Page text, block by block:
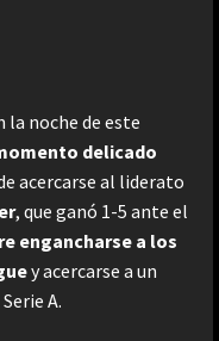
la noche de este
delicado
acercarse al liderato
, que ganó 1-5 ante el
engancharse a los
y acercarse a un
A.